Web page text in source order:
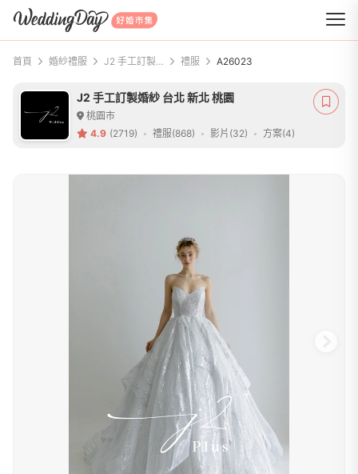
WeddingDay 好婚市集
首頁 婚紗禮服 J2 手工訂製婚紗 台北 新北 桃園 禮服 A26023
J2 手工訂製婚紗 台北 新北 桃園
桃園市
4.9 (2719) 禮服(868) 影片(32) 方案(4)